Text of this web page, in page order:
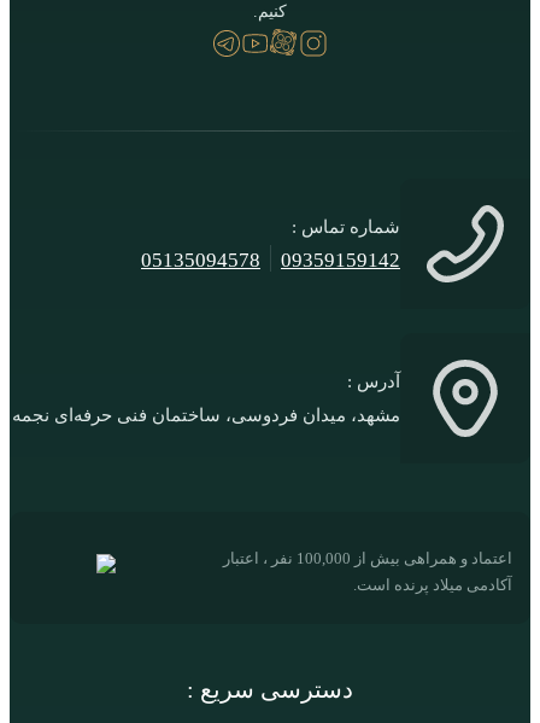
کنیم.
شماره تماس :
09359159142
05135094578
آدرس :
مشهد، میدان فردوسی، ساختمان فنی حرفه‌ای نجمه
دسترسی سریع :
اعتماد و همراهی بیش از 100,000 نفر ، اعتبار
آکادمی میلاد پرنده است.